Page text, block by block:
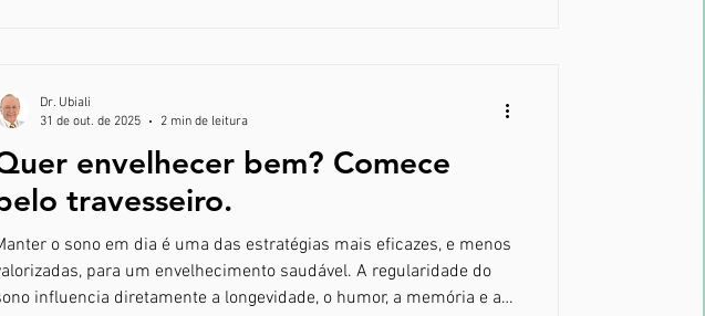
envelhecer bem? Comece
travesseiro.
o sono em dia é uma das estratégias mais eficazes, e menos
para um envelhecimento saudável. A regularidade do
influencia diretamente a longevidade, o humor, a memória e até
Dr. Ubiali
31 de out. de 2025
2 min de leitura